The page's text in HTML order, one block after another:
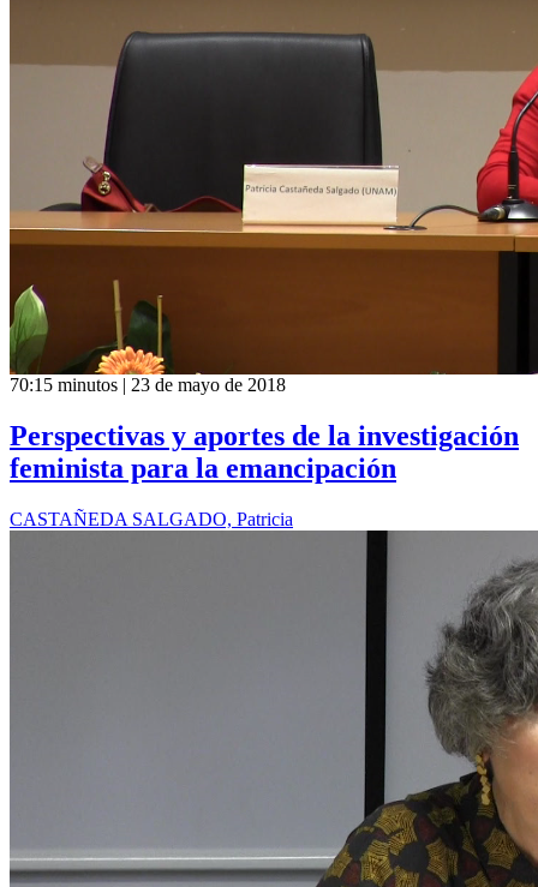
70:15 minutos | 23 de mayo de 2018
Perspectivas y aportes de la investigación
feminista para la emancipación
CASTAÑEDA SALGADO, Patricia